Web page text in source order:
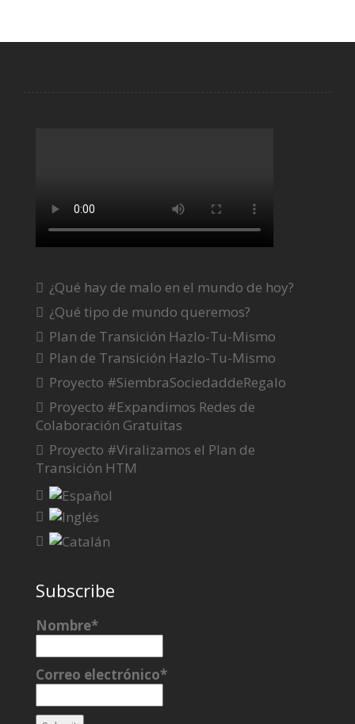
¿Qué hay de malo en el mundo de hoy?
¿Qué tipo de mundo queremos?
Plan de Transición Hazlo-Tu-Mismo
Plan de Transición Hazlo-Tu-Mismo
Proyecto #SiembraSociedaddeRegalo
Proyecto #Expandimos Redes de
Colaboración Gratuitas
Proyecto #Viralizamos el Plan de
Transición HTM
Subscribe
Nombre*
Correo electrónico*